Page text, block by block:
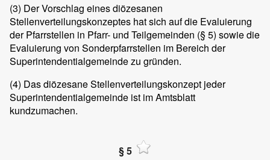
(3) Der Vorschlag eines diözesanen
Stellenverteilungskonzeptes hat sich auf die Evaluierung
der Pfarrstellen in Pfarr- und Teilgemeinden (§ 5) sowie die
Evaluierung von Sonderpfarrstellen im Bereich der
Superintendentialgemeinde zu gründen.
(4) Das diözesane Stellenverteilungskonzept jeder
Superintendentialgemeinde ist im Amtsblatt
kundzumachen.
§ 5